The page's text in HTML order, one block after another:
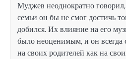
Муджев неоднократно
семьи он бы не смог достичь
добился. Их влияние на его
было неоценимым, и он всегда
на своих родителей как на